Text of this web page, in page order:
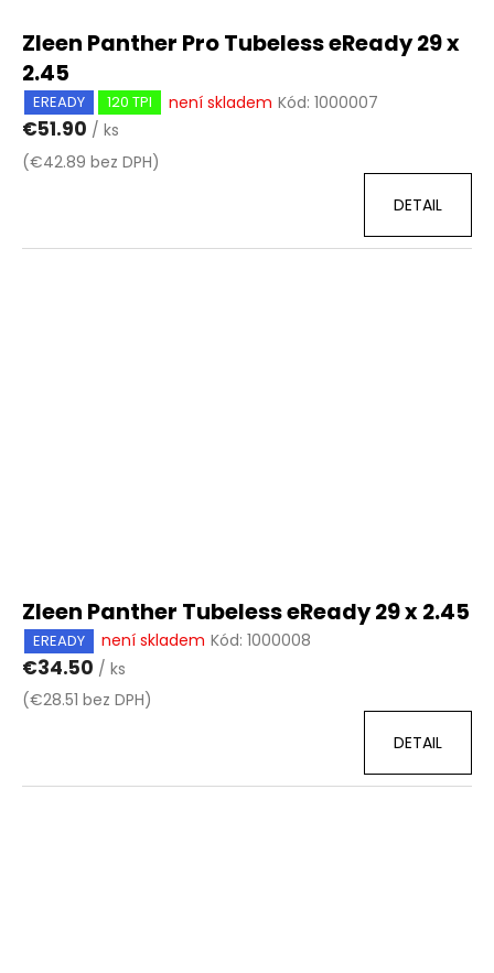
Zleen Panther Pro Tubeless eReady 29 x
2.45
EREADY 120 TPI není skladem Kód: 1000007
€51.90 / ks
(€42.89 bez DPH)
DETAIL
Zleen Panther Tubeless eReady 29 x 2.45
EREADY není skladem Kód: 1000008
€34.50 / ks
(€28.51 bez DPH)
DETAIL